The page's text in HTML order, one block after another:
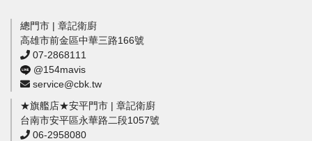
總門市 | 章記衛廚
高雄市前金區中華三路166號
07-2868111
@154mavis
service@cbk.tw
★旗艦店★安平門市 | 章記衛廚
台南市安平區永華路二段1057號
06-2958080